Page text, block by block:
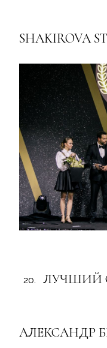
SHAKIROVA
ЛУЧШИЙ
АЛЕКСАНДР